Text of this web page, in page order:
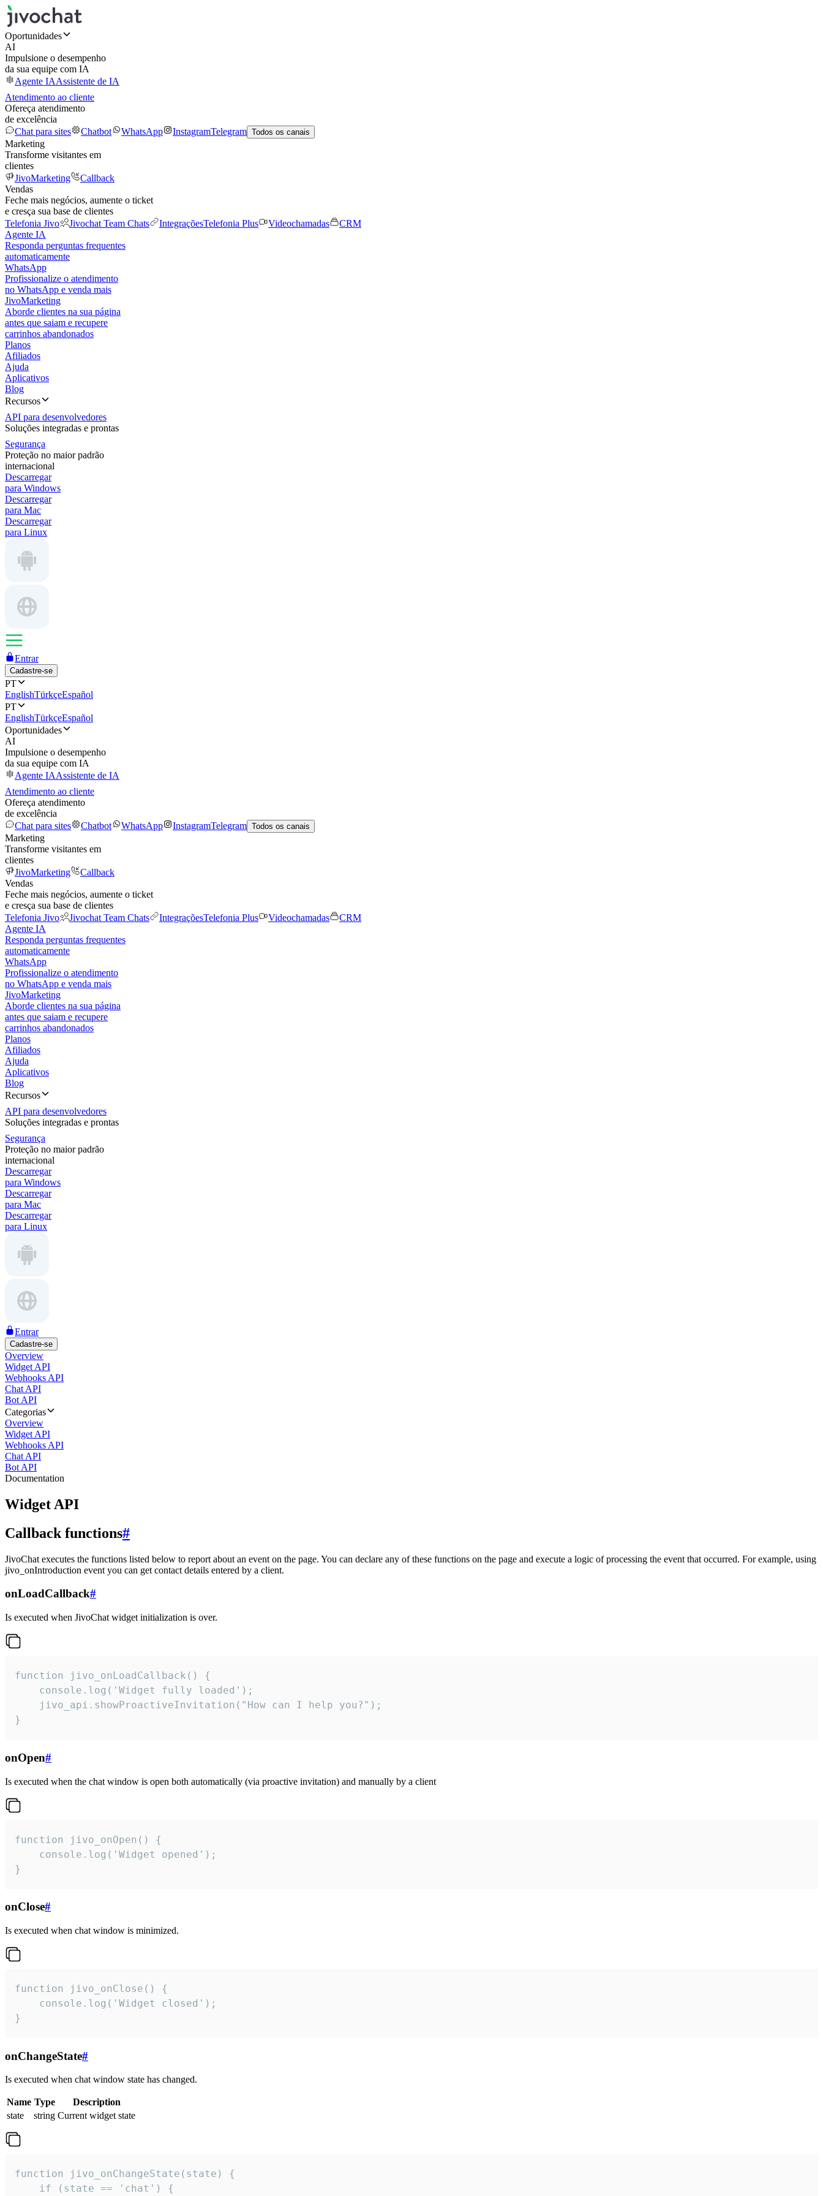
Oportunidades
AI
Impulsione o desempenho
da sua equipe com IA
Agente IAAssistente de IA
Atendimento ao cliente
Ofereça atendimento
de excelência
Chat para sites
Chatbot WhatsApp InstagramTelegram Todos os canais
Marketing
Transforme visitantes em
clientes
JivoMarketing
Callback
Vendas
Feche mais negócios, aumente o ticket
e cresça sua base de clientes
Telefonia Jivo
Jivochat Team Chats IntegraçõesTelefonia Plus Videochamadas
CRM
Agente IA
Responda perguntas frequentes
automaticamente
WhatsApp
Profissionalize o atendimento
no WhatsApp e venda mais
JivoMarketing
Aborde clientes na sua página
antes que saiam e recupere
carrinhos abandonados
Planos
Afiliados
Ajuda
Aplicativos
Blog
Recursos
API para desenvolvedores
Soluções integradas e prontas
Segurança
Proteção no maior padrão
internacional
Descarregar
para Windows
Descarregar
para Mac
Descarregar
para Linux
Entrar
Cadastre-se
PT
EnglishTürkçeEspañol
PT
EnglishTürkçeEspañol
Oportunidades
AI
Impulsione o desempenho
da sua equipe com IA
Agente IAAssistente de IA
Atendimento ao cliente
Ofereça atendimento
de excelência
Chat para sites
Chatbot WhatsApp InstagramTelegram Todos os canais
Marketing
Transforme visitantes em
clientes
JivoMarketing
Callback
Vendas
Feche mais negócios, aumente o ticket
e cresça sua base de clientes
Telefonia Jivo
Jivochat Team Chats IntegraçõesTelefonia Plus Videochamadas
CRM
Agente IA
Responda perguntas frequentes
automaticamente
WhatsApp
Profissionalize o atendimento
no WhatsApp e venda mais
JivoMarketing
Aborde clientes na sua página
antes que saiam e recupere
carrinhos abandonados
Planos
Afiliados
Ajuda
Aplicativos
Blog
Recursos
API para desenvolvedores
Soluções integradas e prontas
Segurança
Proteção no maior padrão
internacional
Descarregar
para Windows
Descarregar
para Mac
Descarregar
para Linux
Entrar
Cadastre-se
Overview
Widget API
Webhooks API
Chat API
Bot API
Categorias
Overview
Widget API
Webhooks API
Chat API
Bot API
Documentation
Widget API
Callback functions#
JivoChat executes the functions listed below to report about an event on the page. You can declare any of these functions on the page and execute a logic of processing the event that occurred. For example, using
jivo_onIntroduction event you can get contact details entered by a client.
onLoadCallback#
Is executed when JivoChat widget initialization is over.
function jivo_onLoadCallback() {
    console.log('Widget fully loaded');
    jivo_api.showProactiveInvitation("How can I help you?");
}
onOpen#
Is executed when the chat window is open both automatically (via proactive invitation) and manually by a client
function jivo_onOpen() {
    console.log('Widget opened');
}
onClose#
Is executed when chat window is minimized.
function jivo_onClose() {
    console.log('Widget closed');
}
onChangeState#
Is executed when chat window state has changed.
Name Type
Description
state
string Current widget state
function jivo_onChangeState(state) {
    if (state == 'chat') {